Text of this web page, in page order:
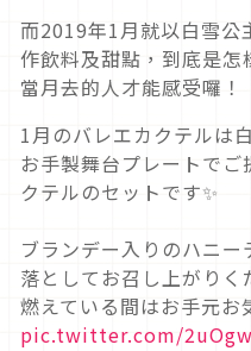
而2019年1月就以白雪公
作飲料及甜點，到底是
當月去的人才能感受囉！
1月のバレエカクテルは
お手製舞台プレートで
クテルのセットです✨
ブランデー入りのハニ
落としてお召し上がりく
燃えている間はお手元お
pic.twitter.com/